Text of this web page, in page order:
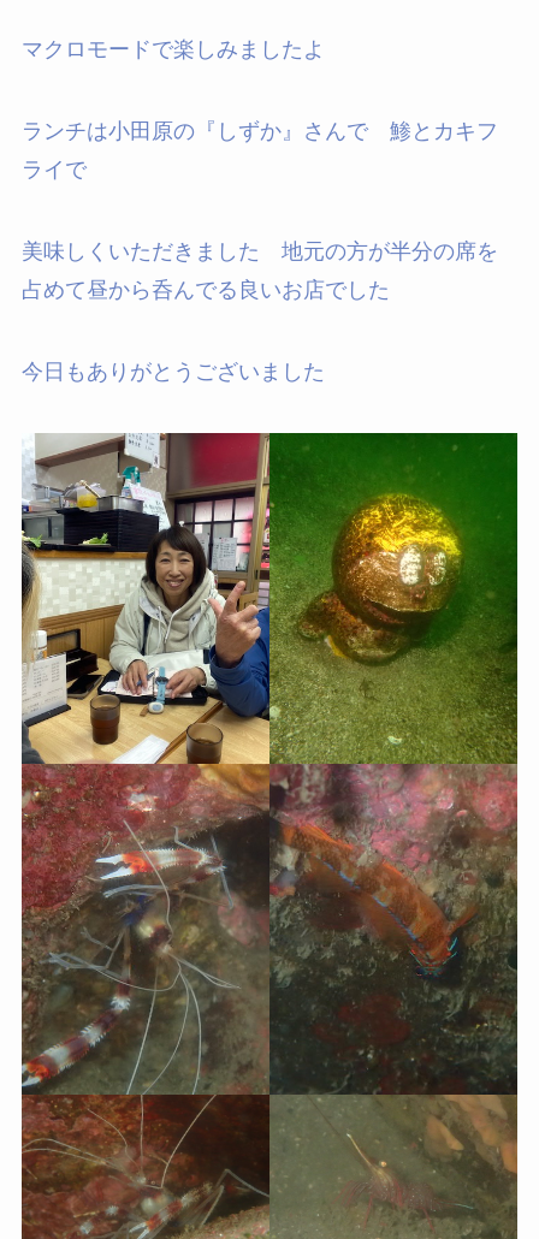
マクロモードで楽しみましたよ
ランチは小田原の『しずか』さんで 鯵とカキフ
ライで
美味しくいただきました 地元の方が半分の席を
占めて昼から呑んでる良いお店でした
今日もありがとうございました